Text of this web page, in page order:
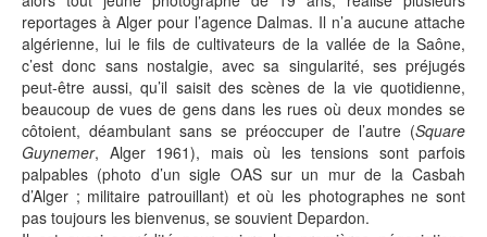
reportages à Alger pour l’agence Dalmas. Il n’a aucune attache
algérienne, lui le fils de cultivateurs de la vallée de la Saône,
c’est donc sans nostalgie, avec sa singularité, ses préjugés
peut-être aussi, qu’il saisit des scènes de la vie quotidienne,
beaucoup de vues de gens dans les rues où deux mondes se
côtoient, déambulant sans se préoccuper de l’autre (Square
Guynemer, Alger 1961), mais où les tensions sont parfois
palpables (photo d’un sigle OAS sur un mur de la Casbah
d’Alger ; militaire patrouillant) et où les photographes ne sont
pas toujours les bienvenus, se souvient Depardon.